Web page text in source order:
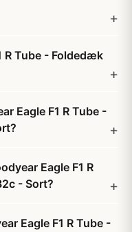
R Tube - Foldedæk
Eagle F1 R Tube -
Eagle F1 R
- Sort?
Eagle F1 R Tube -